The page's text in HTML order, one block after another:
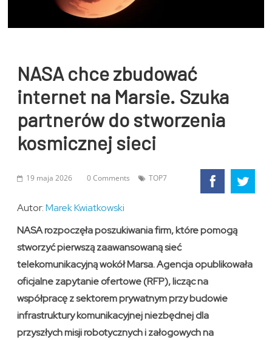
NASA chce zbudować
internet na Marsie. Szuka
partnerów do stworzenia
kosmicznej sieci
19 maja 2026 0 Comments TOP7
Autor:Marek Kwiatkowski
NASA rozpoczęła poszukiwania firm, które pomogą
stworzyć pierwszą zaawansowaną sieć
telekomunikacyjną wokół Marsa. Agencja opublikowała
oficjalne zapytanie ofertowe (RFP), licząc na
współpracę z sektorem prywatnym przy budowie
infrastruktury komunikacyjnej niezbędnej dla
przyszłych misji robotycznych i załogowych na